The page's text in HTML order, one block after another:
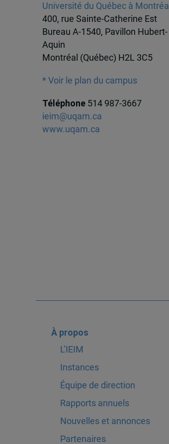
Université du Québec à Montréal
400, rue Sainte-Catherine Est
Bureau A-1540, Pavillon Hubert-
Aquin
Montréal (Québec) H2L 3C5
* Voir le plan du campus
Téléphone 514 987-3667
ieim@uqam.ca
www.uqam.ca
À propos
L’IEIM
Instances
Équipe de direction
Rapports annuels
Nouvelles et annonces
Partenaires